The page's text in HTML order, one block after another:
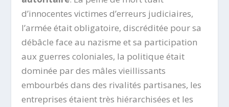
d’innocentes victimes d’erreurs judiciaires,
l’armée était obligatoire, discréditée pour sa
débâcle face au nazisme et sa participation
aux guerres coloniales, la politique était
dominée par des mâles vieillissants
embourbés dans des rivalités partisanes, les
entreprises étaient très hiérarchisées et les